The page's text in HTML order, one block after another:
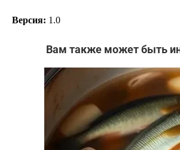
Версия: 1.0
Вам также может быть